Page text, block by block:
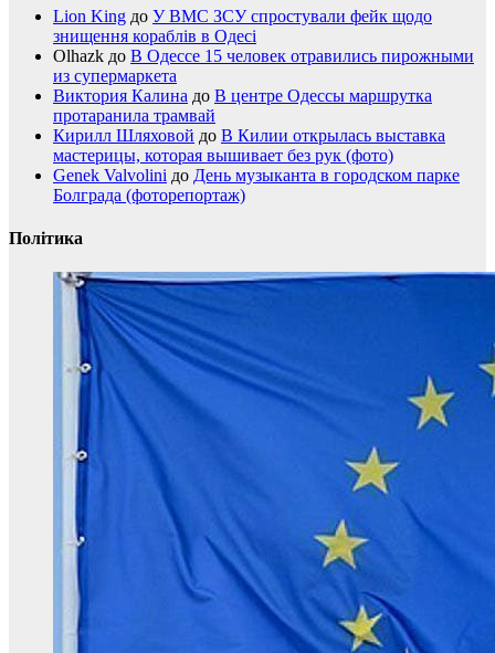
Lion King до У ВМС ЗСУ спростували фейк щодо
знищення кораблів в Одесі
Olhazk до В Одессе 15 человек отравились пирожными
из супермаркета
Виктория Калина до В центре Одессы маршрутка
протаранила трамвай
Кирилл Шляховой до В Килии открылась выставка
мастерицы, которая вышивает без рук (фото)
Genek Valvolini до День музыканта в городском парке
Болграда (фоторепортаж)
Політика